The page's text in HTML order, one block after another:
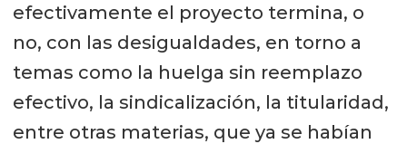
efectivamente el proyecto termina, o
no, con las desigualdades, en torno a
temas como la huelga sin reemplazo
efectivo, la sindicalización, la titularidad,
entre otras materias, que ya se habían